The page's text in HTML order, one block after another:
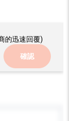
的迅速回覆)
確認